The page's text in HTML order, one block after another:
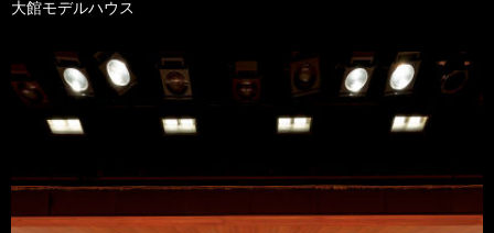
大館モデルハウス